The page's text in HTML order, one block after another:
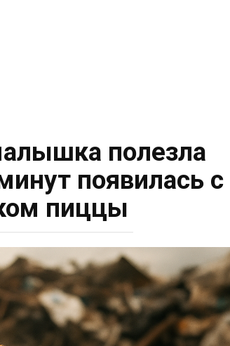
полезла
появилась с
пиццы